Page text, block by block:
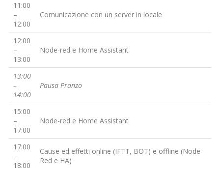
11:00
–
12:00
Comunicazione con un server in locale
12:00
–
13:00
Node-red e Home Assistant
13:00
–
14:00
Pausa Pranzo
15:00
–
17:00
Node-red e Home Assistant
17:00
–
18:00
Cause ed effetti online (IFTT, BOT) e offline (Node-
Red e HA)